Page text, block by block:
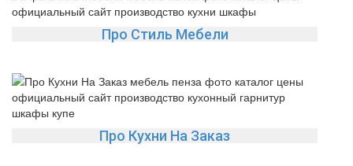
Про Стиль Мебели
Про Кухни На Заказ